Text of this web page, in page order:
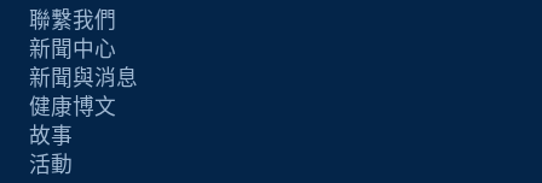
聯繫我們
新聞中心
新聞與消息
健康博文
故事
活動